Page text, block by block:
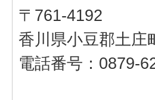
〒761-4192
香川県小豆郡土庄
電話番号：0879-